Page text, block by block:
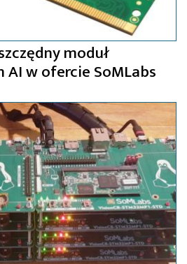
moduł
AI w ofercie SoMLabs